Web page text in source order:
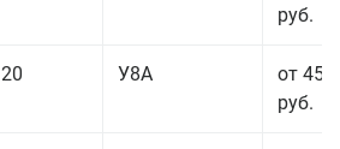
руб.
20 У8А
от 45
руб.